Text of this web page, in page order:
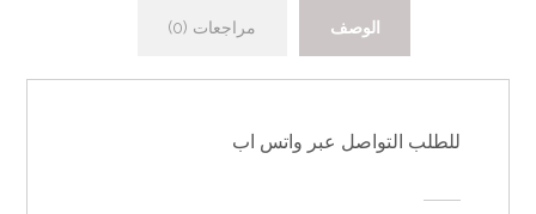
الوصف مراجعات (0)
للطلب التواصل عبر واتس اب